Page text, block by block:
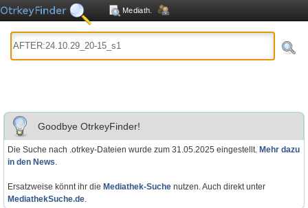
Mediath.
Goodbye OtrkeyFinder!
Die Suche nach .otrkey-Dateien wurde zum 31.05.2025 eingestellt. Mehr dazu
in den News.
Ersatzweise könnt ihr die Mediathek-Suche nutzen. Auch direkt unter
MediathekSuche.de.